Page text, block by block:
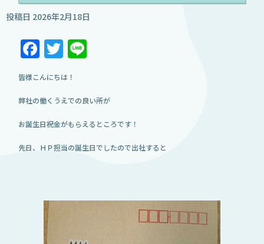
投稿日 2026年2月18日
Facebook
Twitter
皆様こんにちは！
弊社の働くうえでの良い所が
お誕生日祝金がもらえるところです！
先日、ＨＰ担当の誕生日でしたので出社すると